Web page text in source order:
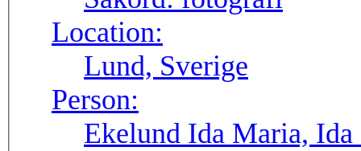
Location:
Lund, Sverige
Person:
Ekelund Ida Maria, Ida